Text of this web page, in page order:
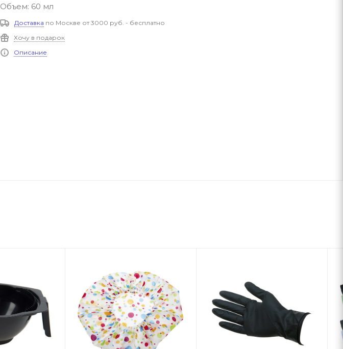
Объем: 60 мл
Доставка по Москве от 3000 руб. - бесплатно
Хочу в подарок
Описание